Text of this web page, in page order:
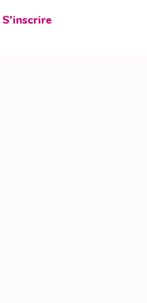
S'inscrire